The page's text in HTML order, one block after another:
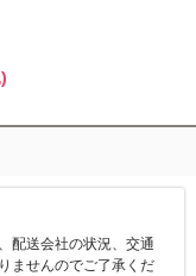
配送会社の状況、交通
ませんのでご了承くだ